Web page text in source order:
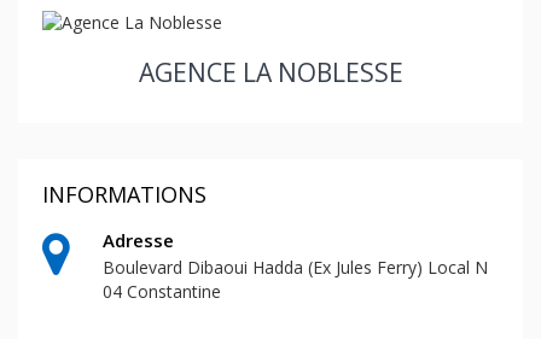
AGENCE LA NOBLESSE
INFORMATIONS
Adresse
Boulevard Dibaoui Hadda (Ex Jules Ferry) Local N
04 Constantine